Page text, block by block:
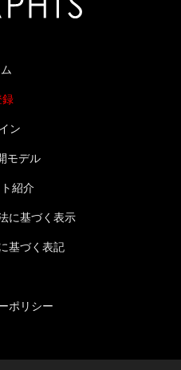
録
ン
モデル
紹介
に基づく表示
基づく表記
ポリシー